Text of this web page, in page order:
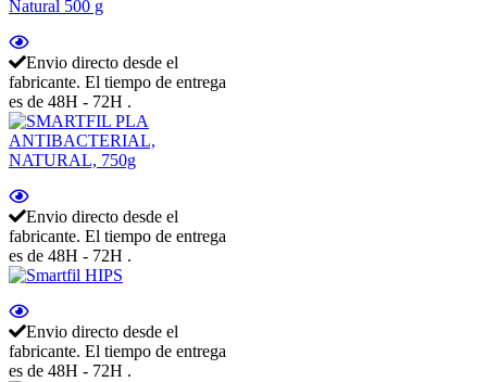
Envio directo desde el
fabricante. El tiempo de entrega
es de 48H - 72H .
Envio directo desde el
fabricante. El tiempo de entrega
es de 48H - 72H .
Envio directo desde el
fabricante. El tiempo de entrega
es de 48H - 72H .